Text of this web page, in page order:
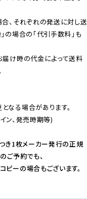
、それぞれの発送に対し送
の場合の「代引手数料」も
け時の代金によって送料
なる場合があります。
ン、発売時期等)
き1枚メーカー発行の正規
ご予約でも、
ーの場合もございます。